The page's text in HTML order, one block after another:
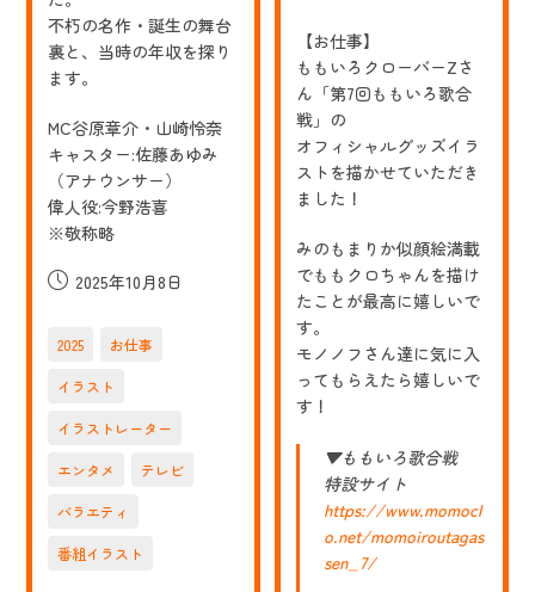
不朽の名作・誕生の舞台
裏と、当時の年収を探り
ます。
MC谷原章介・山崎怜奈
キャスター:佐藤あゆみ
（アナウンサー）
偉人役:今野浩喜
※敬称略
投
開
日:
2025年10月8日
2025 お仕事
イラスト
イラストレーター
エンタメ テレビ
バラエティ
番組イラスト
【お仕事】
ももいろクローバーZさ
ん「第7回ももいろ歌合
戦」の
オフィシャルグッズイラ
ストを描かせていただき
ました！
みのもまりか似顔絵満載
でももクロちゃんを描け
たことが最高に嬉しいで
す。
モノノフさん達に気に入
ってもらえたら嬉しいで
す！
▼ももいろ歌合戦
特設サイト
https://www.momocl
o.net/momoiroutagas
sen_7/